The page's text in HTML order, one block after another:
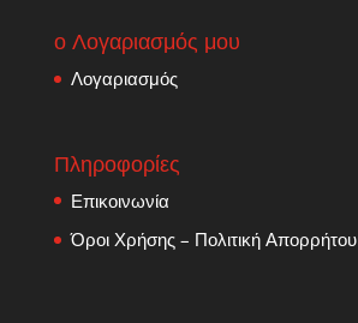
ο Λογαριασμός μου
Λογαριασμός
Πληροφορίες
Επικοινωνία
Όροι Χρήσης – Πολιτική Απορρήτου